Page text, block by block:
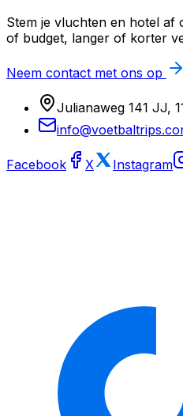
Stem je vluchten en hotel
of budget, langer of korter
Neem contact met ons op
Julianaweg 141 JJ,
Facebook X Instagram